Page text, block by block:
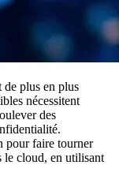
plus en plus
nécessitent
des
pour faire tourner
le cloud, en utilisant